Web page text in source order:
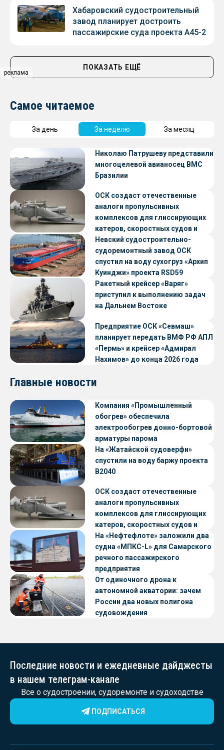
реклама
Хабаровский судостроительный
завод планирует достроить
пассажирские суда проекта А45-2
ПОКАЗАТЬ ЕЩЁ
Самое читаемое
За день За неделю За месяц
Николаю Патрушеву представили
многоцелевой авианосец ВМС
Бразилии
ОСК создаст отечественные
аналоги пропульсивных
комплексов для глиссирующих
катеров, скоростных судов и
судов с малой осадкой
Невский судостроительно-
судоремонтный завод ОСК
спустил на воду сухогруз «Архип
Куинджи» проекта RSD59
Ракетный крейсер «Варяг»
приступил к выполнению задач
на Дальнем Востоке
Предприятие ОСК «Севмаш»
планирует передать ВМФ РФ АПЛ
«Пермь» и крейсер «Адмирал
Нахимов» до конца 2026 года
Главные новости
Компания «Промышленный
обогрев» обеспечила
электрообогрев донно-бортовой
арматуры парома
«Петропавловск» проекта CNF22
На «Жатайской судоверфи»
спустили на воду баржу проекта
В2040
ОСК создаст отечественные
аналоги пропульсивных
комплексов для глиссирующих
катеров, скоростных судов и
судов с малой осадкой
На «Нефтефлоте» заложили два
судна «МПКС-L» для Самарского
речного пассажирского
предприятия
От одиночного дрона к
автономной акватории: зачем
России два новых полигона
судовождения
Последние новости и ежедневные дайджесты
в нашем телеграм-канале
Все о судостроении, судоремонте и судоходстве
ПОДПИСАТЬСЯ